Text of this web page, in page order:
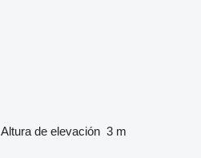
Altura de elevación 3 m